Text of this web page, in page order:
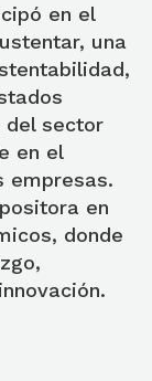
en el
una
del sector
en el
empresas.
en
donde